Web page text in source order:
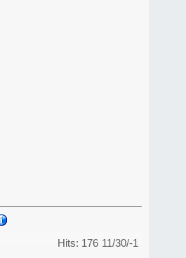
11/30/-1
Hits: 176